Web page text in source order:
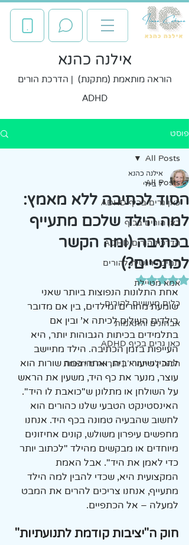
אילנה כהנא
הוראה מותאמת (מתקנת) | הדרכת הורים
ADHD
פוסט
All Posts
כאן גרים בכיף ADHD
כאן הורים בכיף
הדרכת הורים ADHD
תמיכה רגשית להורים
אמא מטיילת
כלים מעשיים להורים
אבחונים והתאמות
כאן גרים בכיף ADHD
הכנה לכיתה א' | הוראה מותאמת
All Posts
הסוד לכתיבה ללא מאמץ:
למה הילד שלכם מתעייף
בכתיבה (ומה הקשר
לכתפיים?)
אילנה כהנא
7 ביולי
דירוג של NaN מתוך 5 כוכבים
אחת התלונות הנפוצות ביותר שאני
שומעת מהורים ומילדים, בין אם מדובר
בילדים העולים לכיתה א' ובין אם
בתלמידים בכיתות הגבוהות יותר, היא
העייפות בזמן הכתיבה. הילד מתיישב
להכין שיעורי בית, ואחרי כמה שורות הוא
עוצר, מנער את כף היד, משעין את הראש
על השולחן או מתלונן ש"כואבת לו היד".
האינסטינקט הטבעי שלנו כהורים הוא
לחשוב שהבעיה טמונה בכף היד. אנחנו
מחפשים עיפרון משולש, קונים אחיזונים
מיוחדים או מבקשים מהילד "לכתוב יותר
כדי לאמן את היד". אבל האמת
המקצועית היא, שכדי להבין למה הילד
מתעייף, אנחנו צריכים להרים את המבט
למעלה – אל הכתפיים.
חוק ה"יציבות קודמת לתנועתיות"